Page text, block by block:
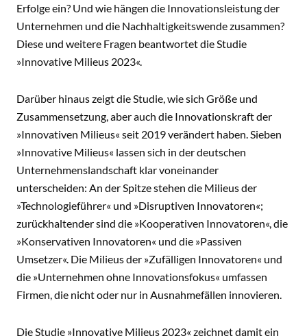
Erfolge ein? Und wie hängen die Innovationsleistung der
Unternehmen und die Nachhaltigkeitswende zusammen?
Diese und weitere Fragen beantwortet die Studie
»Innovative Milieus 2023«.
Darüber hinaus zeigt die Studie, wie sich Größe und
Zusammensetzung, aber auch die Innovationskraft der
»Innovativen Milieus« seit 2019 verändert haben. Sieben
»Innovative Milieus« lassen sich in der deutschen
Unternehmenslandschaft klar voneinander
unterscheiden: An der Spitze stehen die Milieus der
»Technologieführer« und »Disruptiven Innovatoren«;
zurückhaltender sind die »Kooperativen Innovatoren«, die
»Konservativen Innovatoren« und die »Passiven
Umsetzer«. Die Milieus der »Zufälligen Innovatoren« und
die »Unternehmen ohne Innovationsfokus« umfassen
Firmen, die nicht oder nur in Ausnahmefällen innovieren.
Die Studie »Innovative Milieus 2023« zeichnet damit ein